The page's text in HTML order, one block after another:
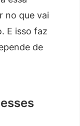
no que vai
E isso faz
de